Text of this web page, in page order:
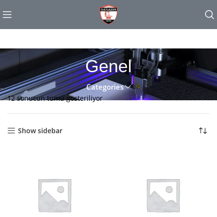
Genel
Categories
12 sonucun tümü gösteriliyor
Show sidebar